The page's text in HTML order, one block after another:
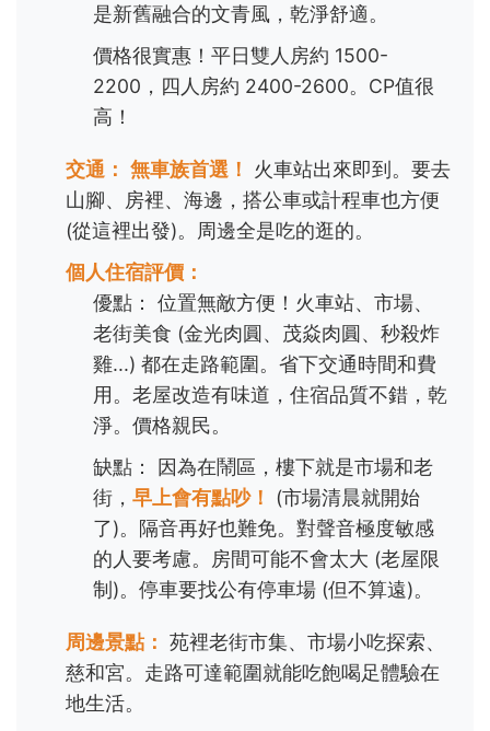
是新舊融合的文青風，乾淨舒適。
價格很實惠！平日雙人房約 1500-
2200，四人房約 2400-2600。CP值很
高！
交通： 無車族首選！
火車站出來即到。要去
山腳、房裡、海邊，搭公車或計程車也方便
(從這裡出發)。周邊全是吃的逛的。
個人住宿評價：
優點： 位置無敵方便！火車站、市場、
老街美食 (金光肉圓、茂焱肉圓、秒殺炸
雞...) 都在走路範圍。省下交通時間和費
用。老屋改造有味道，住宿品質不錯，乾
淨。價格親民。
缺點： 因為在鬧區，樓下就是市場和老
街， 早上會有點吵！
(市場清晨就開始
了)。隔音再好也難免。對聲音極度敏感
的人要考慮。房間可能不會太大 (老屋限
制)。停車要找公有停車場 (但不算遠)。
周邊景點： 苑裡老街市集、市場小吃探索、
慈和宮。走路可達範圍就能吃飽喝足體驗在
地生活。